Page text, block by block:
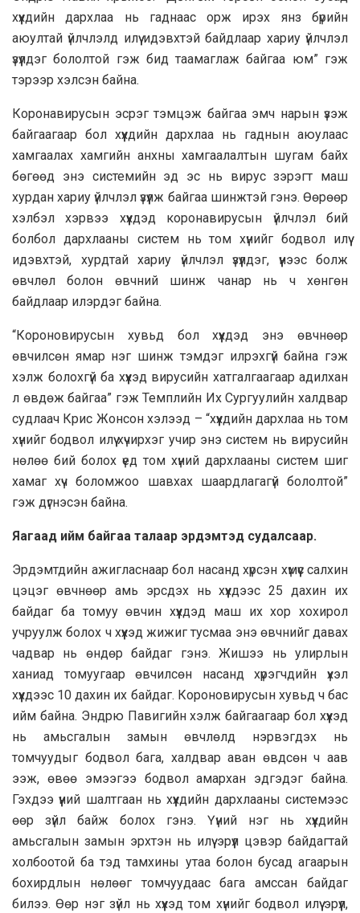
хүүхдийн дархлаа нь гаднаас орж ирэх янз бүрийн
аюултай үйлчлэлд илүү идэвхтэй байдлаар хариу үйлчлэл
үзүүлдэг бололтой гэж бид таамаглаж байгаа юм” гэж
тэрээр хэлсэн байна.
Коронавирусын эсрэг тэмцэж байгаа эмч нарын үзэж
байгаагаар бол хүүхдийн дархлаа нь гаднын аюулаас
хамгаалах хамгийн анхны хамгаалалтын шугам байх
бөгөөд энэ системийн эд эс нь вирус зэрэгт маш
хурдан хариу үйлчлэл үзүүлж байгаа шинжтэй гэнэ. Өөрөөр
хэлбэл хэрвээ хүүхдэд коронавирусын үйлчлэл бий
болбол дархлааны систем нь том хүнийг бодвол илүү
идэвхтэй, хурдтай хариу үйлчлэл үзүүлдэг, үүнээс болж
өвчлөл болон өвчний шинж чанар нь ч хөнгөн
байдлаар илэрдэг байна.
“Короновирусын хувьд бол хүүхдэд энэ өвчнөөр
өвчилсөн ямар нэг шинж тэмдэг илрэхгүй байна гэж
хэлж болохгүй ба хүүхэд вирусийн хатгалгаагаар адилхан
л өвдөж байгаа” гэж Темплийн Их Сургуулийн халдвар
судлаач Крис Жонсон хэлээд – “хүүхдийн дархлаа нь том
хүнийг бодвол илүү хүчирхэг учир энэ систем нь вирусийн
нөлөө бий болох үед том хүний дархлааны систем шиг
хамаг хүч боломжоо шавхах шаардлагагүй бололтой”
гэж дүгнэсэн байна.
Яагаад ийм байгаа талаар эрдэмтэд судалсаар.
Эрдэмтдийн ажигласнаар бол насанд хүрсэн хүмүүс салхин
цэцэг өвчнөөр амь эрсдэх нь хүүхдээс 25 дахин их
байдаг ба томуу өвчин хүүхдэд маш их хор хохирол
учруулж болох ч хүүхэд жижиг тусмаа энэ өвчнийг давах
чадвар нь өндөр байдаг гэнэ. Жишээ нь улирлын
ханиад томуугаар өвчилсөн насанд хүрэгчдийн үхэл
хүүхдээс 10 дахин их байдаг. Короновирусын хувьд ч бас
ийм байна. Эндрю Павигийн хэлж байгаагаар бол хүүхэд
нь амьсгалын замын өвчлөлд нэрвэгдэх нь
томчуудыг бодвол бага, халдвар аван өвдсөн ч аав
ээж, өвөө эмээгээ бодвол амархан эдгэдэг байна.
Гэхдээ үүний шалтгаан нь хүүхдийн дархлааны системээс
өөр зүйл байж болох гэнэ. Үүний нэг нь хүүхдийн
амьсгалын замын эрхтэн нь илүү эрүүл цэвэр байдагтай
холбоотой ба тэд тамхины утаа болон бусад агаарын
бохирдлын нөлөөг томчуудаас бага амссан байдаг
билээ. Өөр нэг зүйл нь хүүхэд том хүнийг бодвол илүү эрүүл,